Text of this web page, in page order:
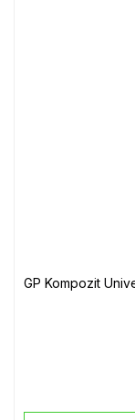
GP Kompozit